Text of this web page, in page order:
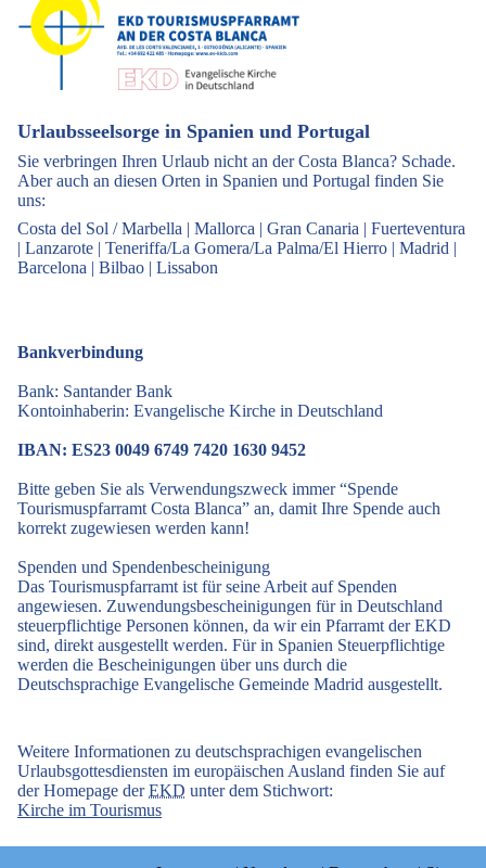
Urlaubsseelsorge in Spanien und Portugal
Sie verbringen Ihren Urlaub nicht an der Costa Blanca? Schade.
Aber auch an diesen Orten in Spanien und Portugal finden Sie
uns:
Costa del Sol / Marbella | Mallorca | Gran Canaria | Fuerteventura
| Lanzarote | Teneriffa/La Gomera/La Palma/El Hierro | Madrid |
Barcelona | Bilbao | Lissabon
Bankverbindung
Bank: Santander Bank
Kontoinhaberin: Evangelische Kirche in Deutschland
IBAN: ES23 0049 6749 7420 1630 9452
Bitte geben Sie als Verwendungszweck immer “Spende
Tourismuspfarramt Costa Blanca” an, damit Ihre Spende auch
korrekt zugewiesen werden kann!
Spenden und Spendenbescheinigung
Das Tourismuspfarramt ist für seine Arbeit auf Spenden
angewiesen. Zuwendungsbescheinigungen für in Deutschland
steuerpflichtige Personen können, da wir ein Pfarramt der EKD
sind, direkt ausgestellt werden. Für in Spanien Steuerpflichtige
werden die Bescheinigungen über uns durch die
Deutschsprachige Evangelische Gemeinde Madrid ausgestellt.
Weitere Informationen zu deutschsprachigen evangelischen
Urlaubsgottesdiensten im europäischen Ausland finden Sie auf
der Homepage derEKD unter dem Stichwort:
Kirche im Tourismus